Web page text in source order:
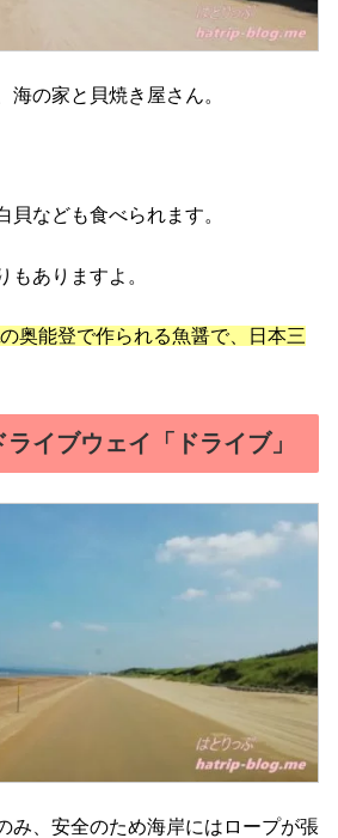
海の家と貝焼き屋さん。
貝なども食べられます。
もありますよ。
の奥能登で作られる魚醤で、日本三
イブウェイ「ドライブ」
み、安全のため海岸にはロープが張